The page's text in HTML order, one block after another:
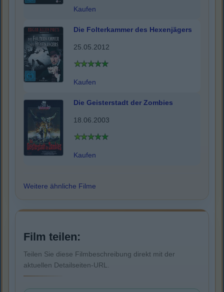
Kaufen
Die Folterkammer des Hexenjägers
25.05.2012
Kaufen
Die Geisterstadt der Zombies
18.06.2003
Kaufen
Weitere ähnliche Filme
Film teilen:
Teilen Sie diese Filmbeschreibung direkt mit der
aktuellen Detailseiten-URL.